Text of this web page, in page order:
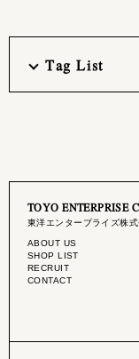
Tag List
TOYO ENTERPRISE
東洋エンタープライズ株
ABOUT US
SHOP LIST
RECRUIT
CONTACT